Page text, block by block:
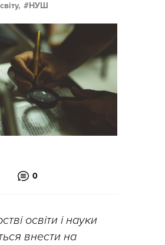
НУШ
0
освіти і науки
внести на